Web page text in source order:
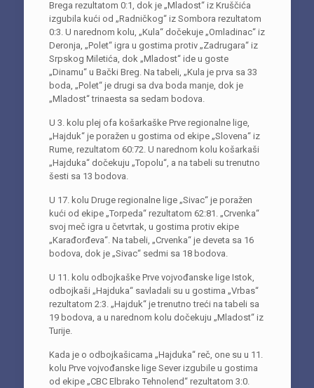
Brega rezultatom 0:1, dok je „Mladost“ iz Kruščića
izgubila kući od „Radničkog“ iz Sombora rezultatom
0:3. U narednom kolu, „Kula“ dočekuje „Omladinac“ iz
Deronja, „Polet“ igra u gostima protiv „Zadrugara“ iz
Srpskog Miletića, dok „Mladost“ ide u goste
„Dinamu“ u Bački Breg. Na tabeli, „Kula je prva sa 33
boda, „Polet“ je drugi sa dva boda manje, dok je
„Mladost“ trinaesta sa sedam bodova.
U 3. kolu plej ofa košarkaške Prve regionalne lige,
„Hajduk“ je poražen u gostima od ekipe „Slovena“ iz
Rume, rezultatom 60:72. U narednom kolu košarkaši
„Hajduka“ dočekuju „Topolu“, a na tabeli su trenutno
šesti sa 13 bodova.
U 17. kolu Druge regionalne lige „Sivac“ je poražen
kući od ekipe „Torpeda“ rezultatom 62:81. „Crvenka“
svoj meč igra u četvrtak, u gostima protiv ekipe
„Karađorđeva“. Na tabeli, „Crvenka“ je deveta sa 16
bodova, dok je „Sivac“ sedmi sa 18 bodova.
U 11. kolu odbojkaške Prve vojvođanske lige Istok,
odbojkaši „Hajduka“ savladali su u gostima „Vrbas“
rezultatom 2:3. „Hajduk“ je trenutno treći na tabeli sa
19 bodova, a u narednom kolu dočekuju „Mladost“ iz
Turije.
Kada je o odbojkašicama „Hajduka“ reč, one su u 11.
kolu Prve vojvođanske lige Sever izgubile u gostima
od ekipe „CBC Elbrako Tehnolend“ rezultatom 3:0.